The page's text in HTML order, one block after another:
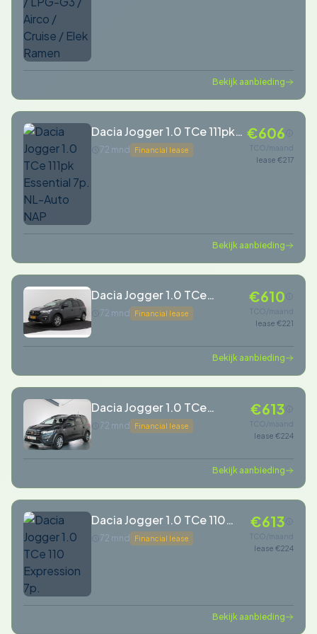
Bekijk aanbieding
Dacia Jogger 1.0 TCe 111pk
Essential 7p. NL-Auto NAP
72 mnd Financial lease
€606
TCO/maand
lease €217
Bekijk aanbieding
Dacia Jogger 1.0 TCe
Comfort 7p. | Org NL |
72 mnd Financial lease
€610
TCO/maand
lease €221
Bekijk aanbieding
Dacia Jogger 1.0 TCe
Comfort 7p.
72 mnd Financial lease
€613
TCO/maand
lease €224
Bekijk aanbieding
Dacia Jogger 1.0 TCe 110
Expression 7p.
72 mnd Financial lease
€613
TCO/maand
lease €224
Bekijk aanbieding